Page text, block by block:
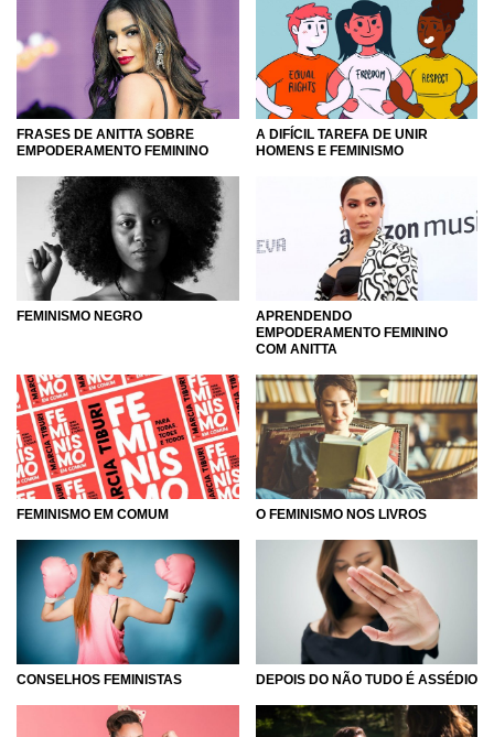
FRASES DE ANITTA SOBRE
EMPODERAMENTO FEMININO
A DIFÍCIL TAREFA DE UNIR
HOMENS E FEMINISMO
FEMINISMO NEGRO
APRENDENDO
EMPODERAMENTO FEMININO
COM ANITTA
FEMINISMO EM COMUM O FEMINISMO NOS LIVROS
CONSELHOS FEMINISTAS DEPOIS DO NÃO TUDO É ASSÉDIO